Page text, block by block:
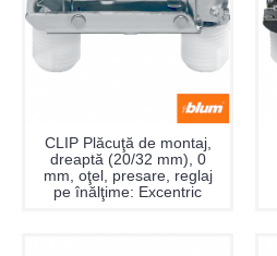
CLIP Plăcuţă de montaj,
dreaptă (20/32 mm), 0
mm, oţel, presare, reglaj
pe înălţime: Excentric